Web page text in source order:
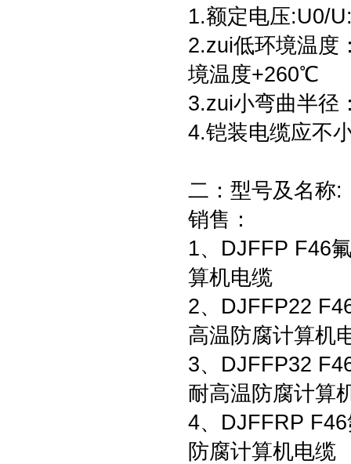
1.额定电压:U0/
2.zui低环境温
境温度+260℃
3.zui小弯曲半径
4.铠装电缆应不
二：型号及名称:
销售：
1、DJFFP F46
算机电缆
2、DJFFP22
高温防腐计算机
3、DJFFP32
耐高温防腐计算
4、DJFFRP
防腐计算机电缆